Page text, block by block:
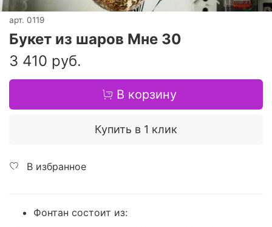
арт. 0119
Букет из шаров Мне 30
3 410 руб.
В корзину
Купить в 1 клик
В избранное
Фонтан состоит из: